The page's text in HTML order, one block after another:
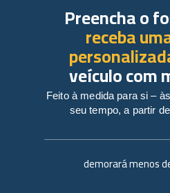
demorará menos
Preencha o
receba
veículo com
Feito à medida para si –
seu tempo, a partir